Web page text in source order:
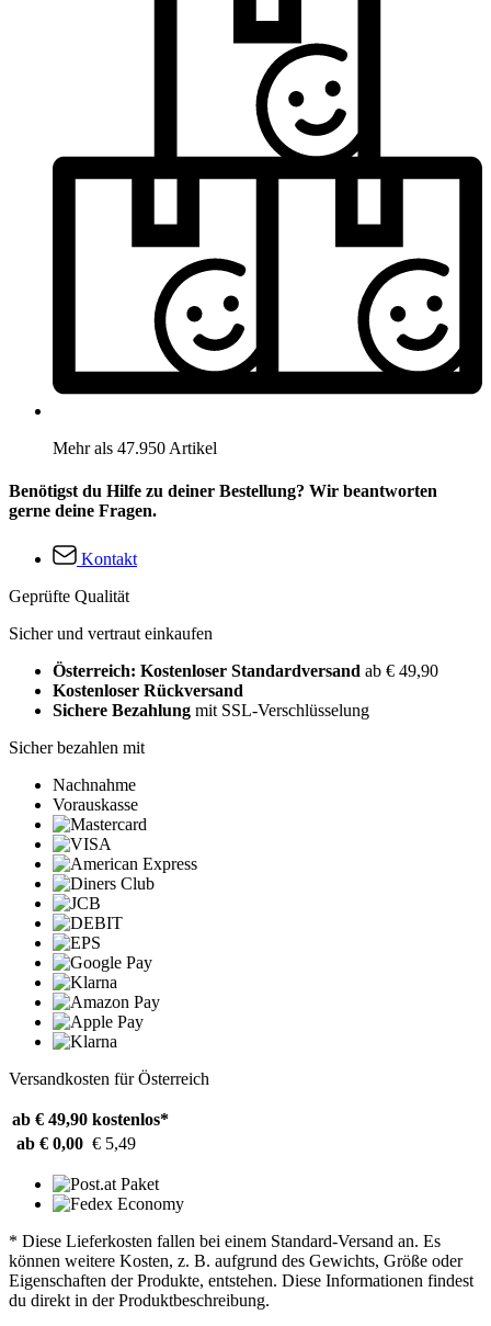
Mehr als 47.950 Artikel
Benötigst du Hilfe zu deiner Bestellung? Wir beantworten
gerne deine Fragen.
Kontakt
Geprüfte Qualität
Sicher und vertraut einkaufen
Österreich: Kostenloser Standardversand ab € 49,90
Kostenloser Rückversand
Sichere Bezahlung mit SSL-Verschlüsselung
Sicher bezahlen mit
Nachnahme
Vorauskasse
Versandkosten für Österreich
ab € 49,90 kostenlos*
ab € 0,00 € 5,49
* Diese Lieferkosten fallen bei einem Standard-Versand an. Es
können weitere Kosten, z. B. aufgrund des Gewichts, Größe oder
Eigenschaften der Produkte, entstehen. Diese Informationen findest
du direkt in der Produktbeschreibung.